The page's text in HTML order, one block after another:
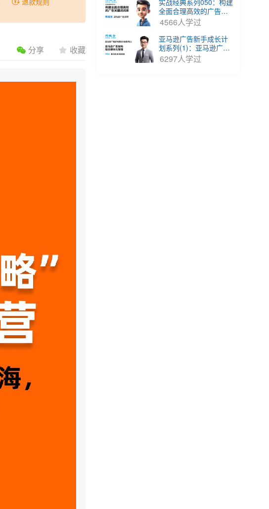
分享 收藏
实战经典系列050：构建
全面合理高效的广告关
键词词库
4566人学过
亚马逊广告新手成长计
划系列(1)：亚马逊广告
架构和模块化管理
6297人学过